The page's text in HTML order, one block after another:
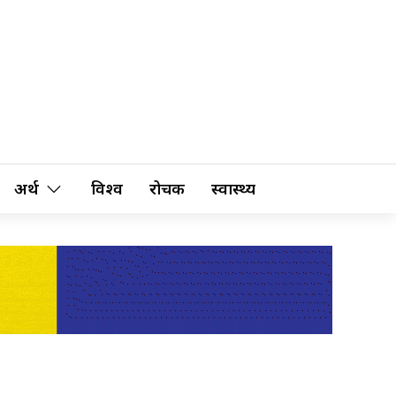
अर्थ विश्व रोचक स्वास्थ्य